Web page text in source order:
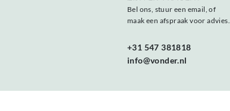
Bel ons, stuur een email, of
maak een afspraak voor advies.
+31 547 381818
info@vonder.nl